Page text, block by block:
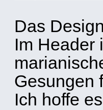
Das
Im Header
Gesungen
Ich hoffe